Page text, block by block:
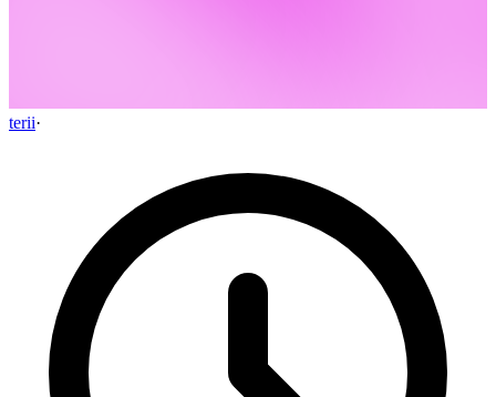
terii·